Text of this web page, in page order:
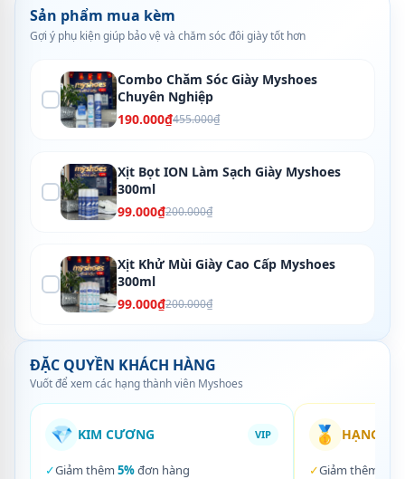
Sản phẩm mua kèm
Gợi ý phụ kiện giúp bảo vệ và chăm sóc đôi giày tốt hơn
Combo Chăm Sóc Giày Myshoes
Chuyên Nghiệp
190.000₫455.000₫
Xịt Bọt ION Làm Sạch Giày Myshoes
300ml
99.000₫200.000₫
Xịt Khử Mùi Giày Cao Cấp Myshoes
300ml
99.000₫200.000₫
ĐẶC QUYỀN KHÁCH HÀNG
Vuốt để xem các hạng thành viên Myshoes
💎 KIM CƯƠNG VIP
✓Giảm thêm 5%đơn hàng
🥇 HẠNG
✓Giảm thêm